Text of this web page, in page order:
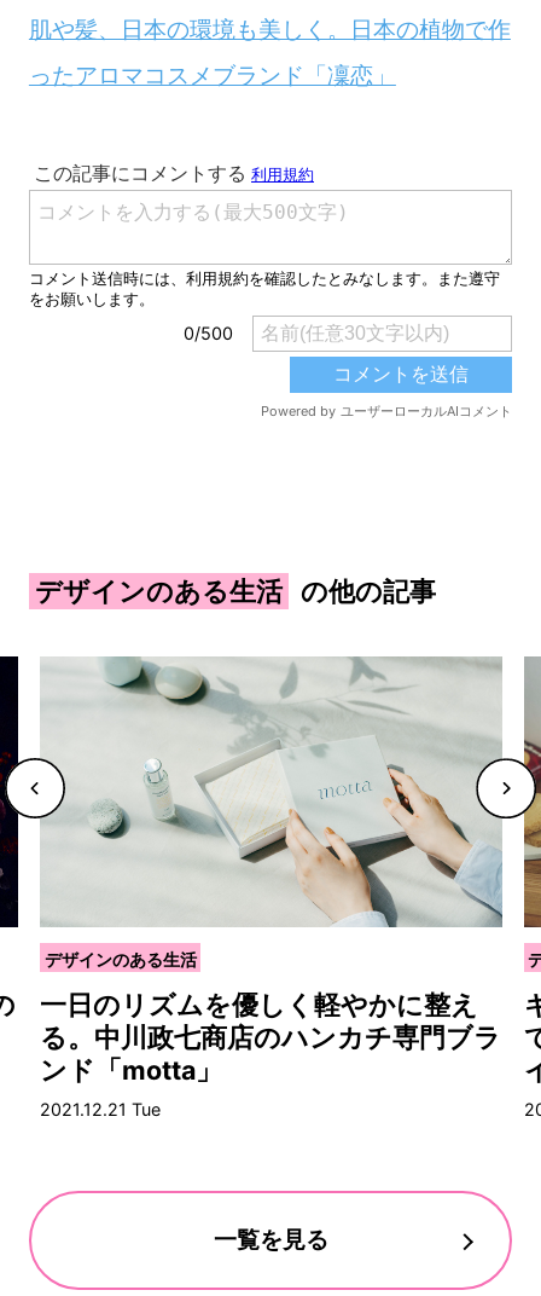
肌や髪、日本の環境も美しく。日本の植物で作
ったアロマコスメブランド「凜恋」
デザインのある生活 の他の記事
デザインのある生活
一日のリズムを優しく軽やかに整え
る。中川政七商店のハンカチ専門ブラ
ンド「motta」
2021.12.21 Tue
一覧を見る